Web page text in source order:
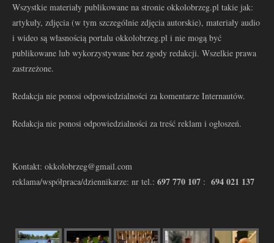
Wszystkie materiały publikowane na stronie okkolobrzeg.pl takie jak:
artykuły, zdjęcia (w tym szczególnie zdjęcia autorskie), materiały audio
i wideo są własnością portalu okkolobrzeg.pl i nie mogą być
publikowane lub wykorzystywane bez zgody redakcji. Wszelkie prawa
zastrzeżone.
Redakcja nie ponosi odpowiedzialności za komentarze Internautów.
Redakcja nie ponosi odpowiedzialności za treść reklam i ogłoszeń.
Kontakt: okkolobrzeg@gmail.com
reklama/współpraca/dziennikarze: nr tel.: 697 770 107 : 694 021 137